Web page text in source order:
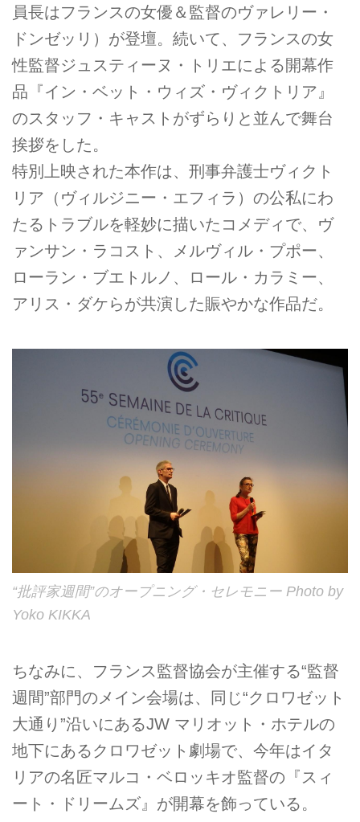
員長はフランスの女優＆監督のヴァレリー・
ドンゼッリ）が登壇。続いて、フランスの女
性監督ジュスティーヌ・トリエによる開幕作
品『イン・ベット・ウィズ・ヴィクトリア』
のスタッフ・キャストがずらりと並んで舞台
挨拶をした。
特別上映された本作は、刑事弁護士ヴィクト
リア（ヴィルジニー・エフィラ）の公私にわ
たるトラブルを軽妙に描いたコメディで、ヴ
ァンサン・ラコスト、メルヴィル・プポー、
ローラン・ブエトルノ、ロール・カラミー、
アリス・ダケらが共演した賑やかな作品だ。
“批評家週間”のオープニング・セレモニー Photo by
Yoko KIKKA
ちなみに、フランス監督協会が主催する“監督
週間”部門のメイン会場は、同じ“クロワゼット
大通り”沿いにあるJW マリオット・ホテルの
地下にあるクロワゼット劇場で、今年はイタ
リアの名匠マルコ・ベロッキオ監督の『スィ
ート・ドリームズ』が開幕を飾っている。